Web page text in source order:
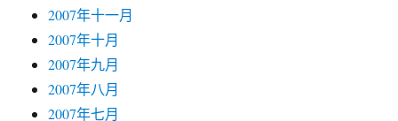
2007年十一月
2007年十月
2007年九月
2007年八月
2007年七月